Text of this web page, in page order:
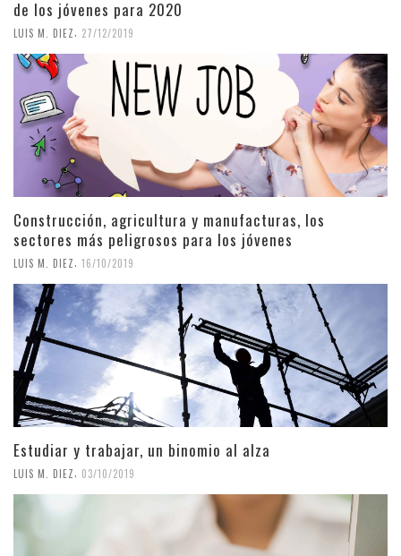
de los jóvenes para 2020
LUIS M. DIEZ 27/12/2019
Construcción, agricultura y manufacturas, los
sectores más peligrosos para los jóvenes
LUIS M. DIEZ 16/10/2019
Estudiar y trabajar, un binomio al alza
LUIS M. DIEZ 03/10/2019